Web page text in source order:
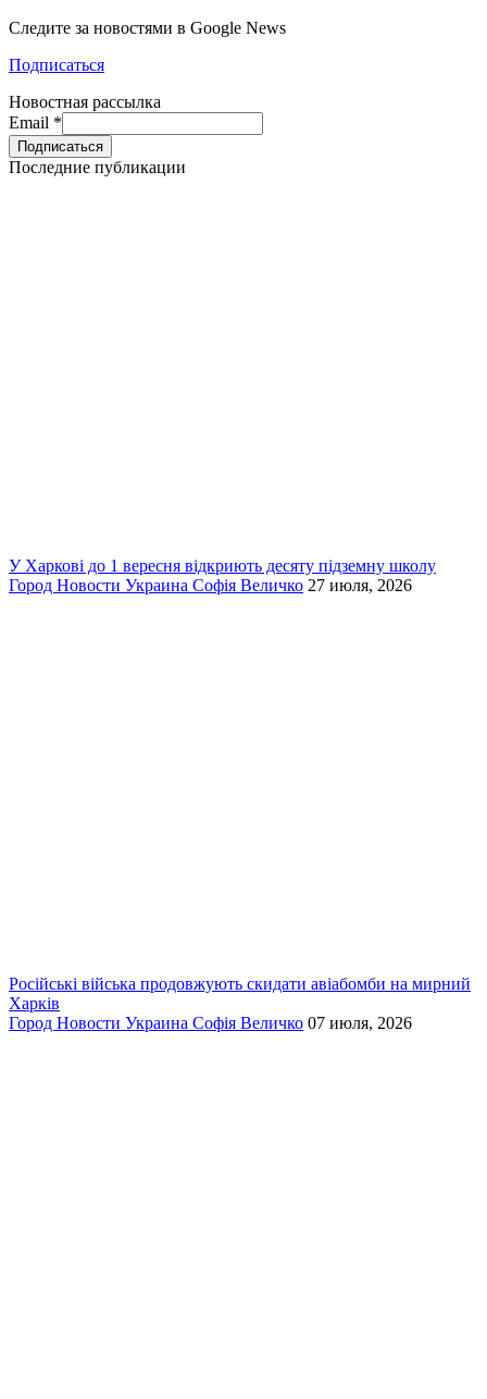
Следите за новостями в Google News
Подписаться
Новостная рассылка
Email *
Последние публикации
У Харкові до 1 вересня відкриють десяту підземну школу
Город Новости Украина Софія Величко 27 июля, 2026
Російські війська продовжують скидати авіабомби на мирний
Харків
Город Новости Украина Софія Величко 07 июля, 2026